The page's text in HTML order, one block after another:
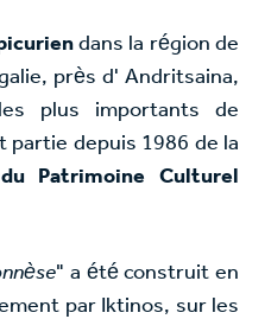
dans la région de
près d' Andritsaina,
plus importants de
depuis 1986 de la
Patrimoine Culturel
" a été construit en
par Iktinos, sur les